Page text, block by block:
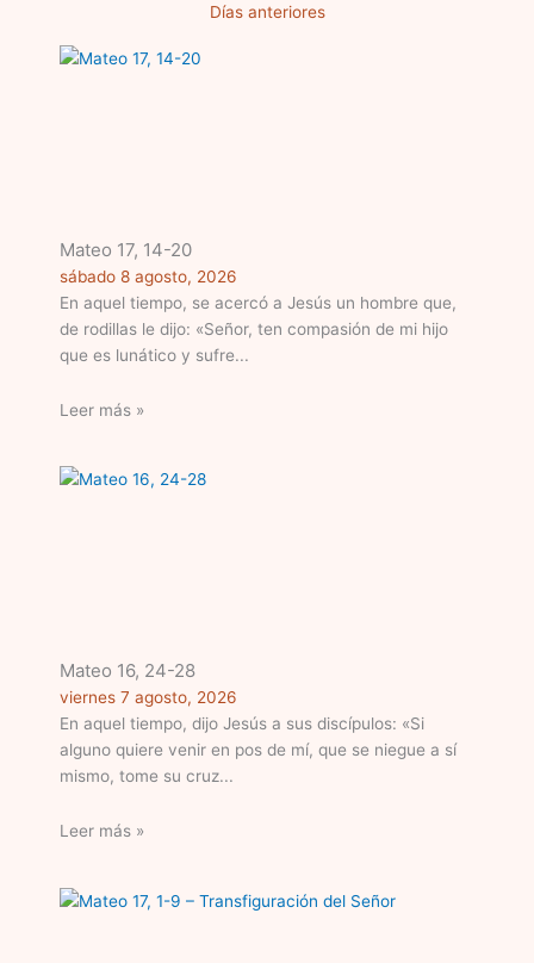
Días anteriores
Mateo 17, 14-20
sábado 8 agosto, 2026
En aquel tiempo, se acercó a Jesús un hombre que,
de rodillas le dijo: «Señor, ten compasión de mi hijo
que es lunático y sufre
Leer más »
Mateo 16, 24-28
viernes 7 agosto, 2026
En aquel tiempo, dijo Jesús a sus discípulos: «Si
alguno quiere venir en pos de mí, que se niegue a sí
mismo, tome su cruz
Leer más »